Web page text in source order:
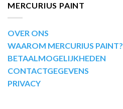
MERCURIUS PAINT
OVER ONS
WAAROM MERCURIUS PAINT?
BETAALMOGELIJKHEDEN
CONTACTGEGEVENS
PRIVACY